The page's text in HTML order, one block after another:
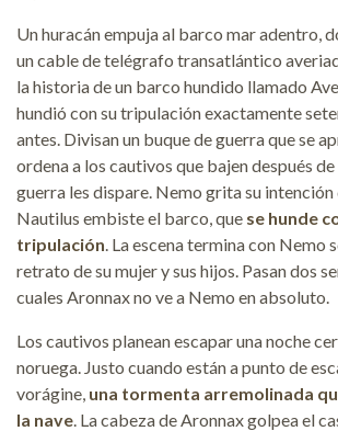
Un huracán empuja al barco mar adentro,
un cable de telégrafo transatlántico
la historia de un barco hundido llamado
hundió con su tripulación exactamente
antes. Divisan un buque de guerra que se
ordena a los cautivos que bajen después
guerra les dispare. Nemo grita su intención
Nautilus embiste el barco, que se hunde
tripulación . La escena termina con Nemo
retrato de su mujer y sus hijos. Pasan dos
cuales Aronnax no ve a Nemo en absoluto.
Los cautivos planean escapar una noche
noruega. Justo cuando están a punto de
vorágine, una tormenta arremolinada
la nave . La cabeza de Aronnax golpea el